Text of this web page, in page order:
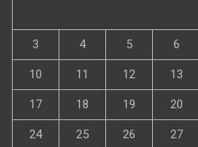
3 4 5 6
10 11 12 13
17 18 19 20
24 25 26 27